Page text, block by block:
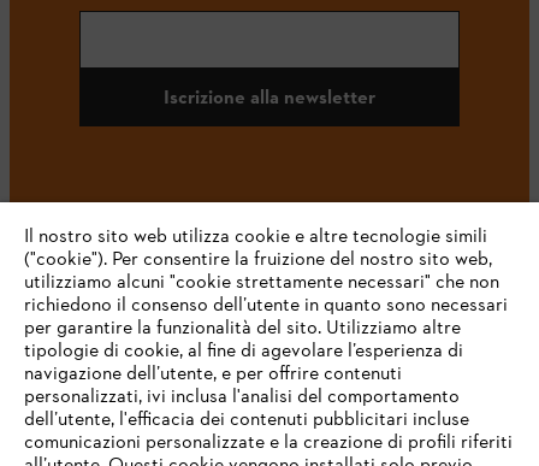
Iscrizione alla newsletter
L’azienda
Il nostro sito web utilizza cookie e altre tecnologie simili
("cookie"). Per consentire la fruizione del nostro sito web,
utilizziamo alcuni "cookie strettamente necessari" che non
richiedono il consenso dell’utente in quanto sono necessari
per garantire la funzionalità del sito. Utilizziamo altre
tipologie di cookie, al fine di agevolare l’esperienza di
navigazione dell’utente, e per offrire contenuti
personalizzati, ivi inclusa l'analisi del comportamento
dell’utente, l'efficacia dei contenuti pubblicitari incluse
comunicazioni personalizzate e la creazione di profili riferiti